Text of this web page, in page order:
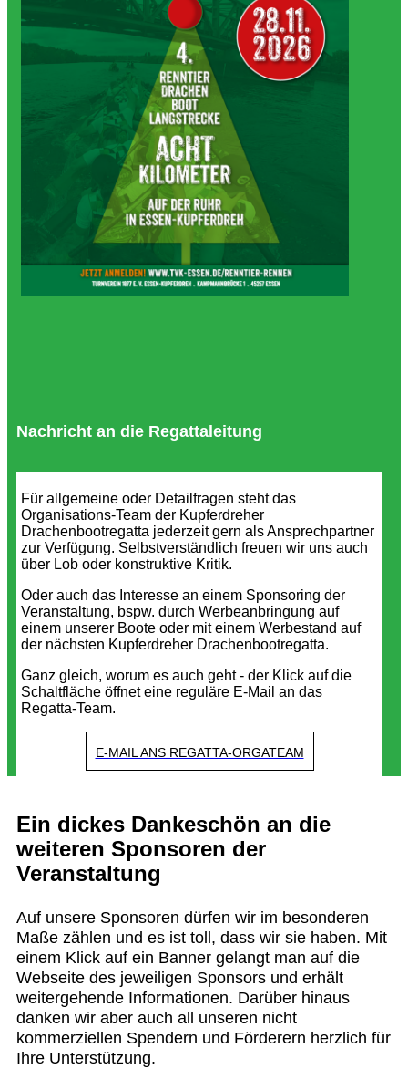
Nachricht an die Regattaleitung
Für allgemeine oder Detailfragen steht das
Organisations-Team der Kupferdreher
Drachenbootregatta jederzeit gern als Ansprechpartner
zur Verfügung. Selbstverständlich freuen wir uns auch
über Lob oder konstruktive Kritik.
Oder auch das Interesse an einem Sponsoring der
Veranstaltung, bspw. durch Werbeanbringung auf
einem unserer Boote oder mit einem Werbestand auf
der nächsten Kupferdreher Drachenbootregatta.
Ganz gleich, worum es auch geht - der Klick auf die
Schaltfläche öffnet eine reguläre E-Mail an das
Regatta-Team.
E-MAIL ANS REGATTA-ORGATEAM
Ein dickes Dankeschön an die
weiteren Sponsoren der
Veranstaltung
Auf unsere Sponsoren dürfen wir im besonderen
Maße zählen und es ist toll, dass wir sie haben. Mit
einem Klick auf ein Banner gelangt man auf die
Webseite des jeweiligen Sponsors und erhält
weitergehende Informationen. Darüber hinaus
danken wir aber auch all unseren nicht
kommerziellen Spendern und Förderern herzlich für
Ihre Unterstützung.